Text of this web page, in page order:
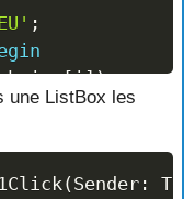
;
[i]);
:
une ListBox les
(Sender :